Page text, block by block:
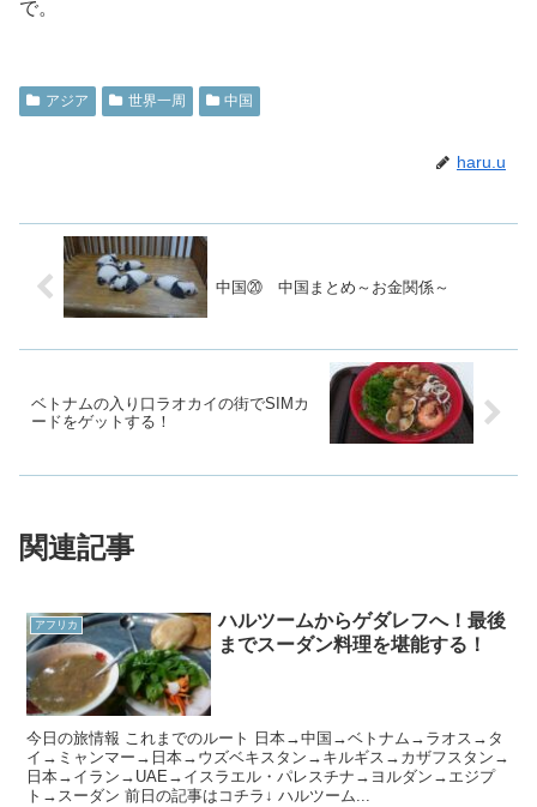
で。
アジア 世界一周 中国
haru.u
中国⑳ 中国まとめ～お金関係～
ベトナムの入り口ラオカイの街でSIMカ
ードをゲットする！
関連記事
アフリカ
ハルツームからゲダレフへ！最後
までスーダン料理を堪能する！
今日の旅情報 これまでのルート 日本→中国→ベトナム→ラオス→タ
イ→ミャンマー→日本→ウズベキスタン→キルギス→カザフスタン→
日本→イラン→UAE→イスラエル・パレスチナ→ヨルダン→エジプ
ト→スーダン 前日の記事はコチラ↓ ハルツーム...